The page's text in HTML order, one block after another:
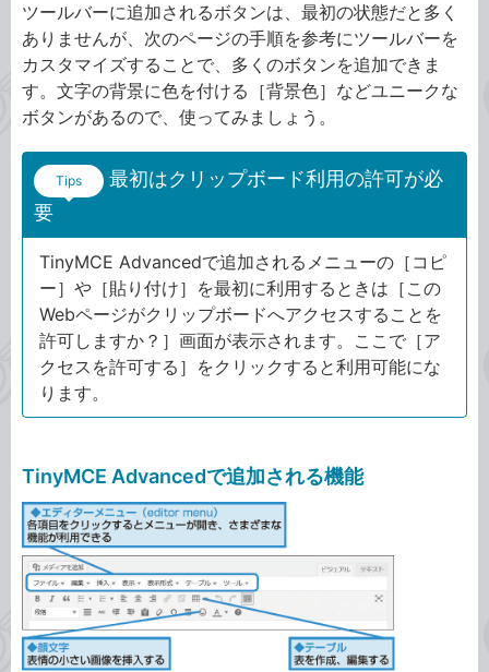
ツールバーに追加されるボタンは、最初の状態だと多く
ありませんが、次のページの手順を参考にツールバーを
カスタマイズすることで、多くのボタンを追加できま
す。文字の背景に色を付ける［背景色］などユニークな
ボタンがあるので、使ってみましょう。
Tips
最初はクリップボード利用の許可が必
要
TinyMCE Advancedで追加されるメニューの［コピ
ー］や［貼り付け］を最初に利用するときは［この
Webページがクリップボードへアクセスすることを
許可しますか？］画面が表示されます。ここで［ア
クセスを許可する］をクリックすると利用可能にな
ります。
TinyMCE Advancedで追加される機能